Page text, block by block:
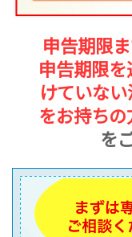
申告期限
申告期限
けていない
をお持ちの
を